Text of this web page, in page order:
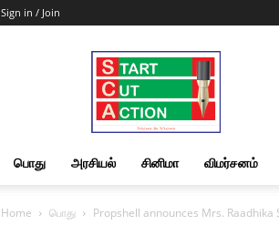
Sign in / Join
Start
Cut
Action
|
News
&
பொது அரசியல் சினிமா விமர்சனம்
Home பொது Propshell announces Mrs.